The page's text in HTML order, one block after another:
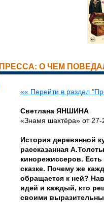
ПРЕССА: О ЧЕМ
«« Перейти в раздел
Светлана ЯНШИНА
«Знамя шахтёра» от 27-
История деревянной
рассказанная
кинорежиссеров.
сказке. Почему же
обращается к ней?
идей и каждый, кто
своими